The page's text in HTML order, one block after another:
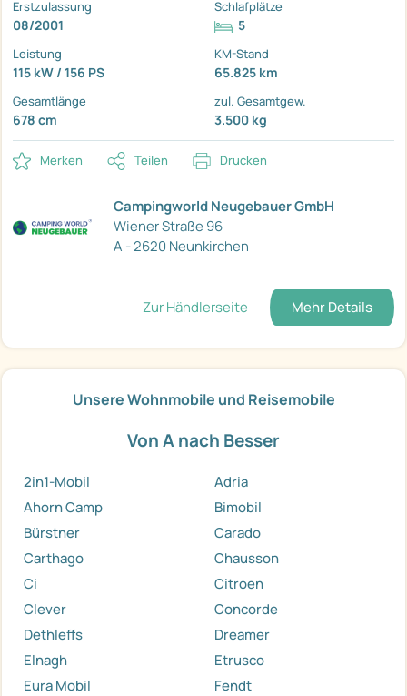
Erstzulassung
08/2001
Schlafplätze
5
Leistung
115 kW / 156 PS
KM-Stand
65.825 km
Gesamtlänge
678 cm
zul. Gesamtgew.
3.500 kg
Merken Teilen Drucken
Campingworld Neugebauer GmbH
Wiener Straße 96
A - 2620 Neunkirchen
Zur Händlerseite Mehr Details
Unsere Wohnmobile und Reisemobile
Von A nach Besser
2in1-Mobil
Adria
Ahorn Camp
Bimobil
Bürstner
Carado
Carthago
Chausson
Ci
Citroen
Clever
Concorde
Dethleffs
Dreamer
Elnagh
Etrusco
Eura Mobil
Fendt